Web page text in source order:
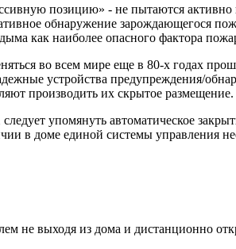
позицию» - не пытаются
обнаружение зарождающегося
как наиболее опасного фактора
во всем мире еще в 80-х годах
устройства предупреждения/
производить их скрытое размещение.
упомянуть автоматическое
в доме единой системы управления
не выходя из дома и дистанционно